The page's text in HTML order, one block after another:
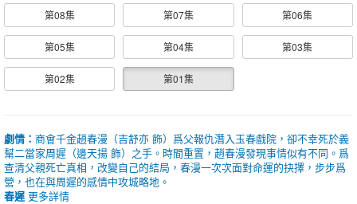
第08集 第07集 第06集
第05集 第04集 第03集
第02集 第01集
劇情： 商會千金趙春漫（吉舒亦 飾）爲父報仇潛入玉春戲院，卻不幸死於義
幫二當家周遲（邊天揚 飾）之手。時間重置，趙春漫發現事情似有不同。爲
查清父親死亡真相，改變自己的結局，春漫一次次面對命運的抉擇，步步爲
營，也在與周遲的感情中攻城略地。
春遲 更多詳情